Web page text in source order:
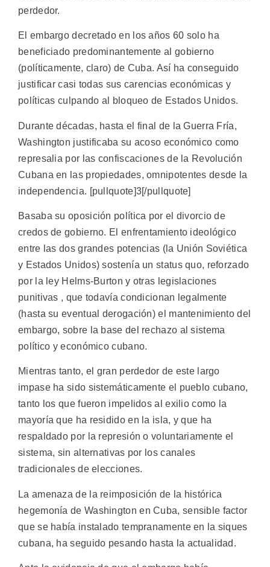
perdedor.
El embargo decretado en los años 60 solo ha
beneficiado predominantemente al gobierno
(políticamente, claro) de Cuba. Así ha conseguido
justificar casi todas sus carencias económicas y
políticas culpando al bloqueo de Estados Unidos.
Durante décadas, hasta el final de la Guerra Fría,
Washington justificaba su acoso económico como
represalia por las confiscaciones de la Revolución
Cubana en las propiedades, omnipotentes desde la
independencia. [pullquote]3[/pullquote]
Basaba su oposición política por el divorcio de
credos de gobierno. El enfrentamiento ideológico
entre las dos grandes potencias (la Unión Soviética
y Estados Unidos) sostenía un status quo, reforzado
por la ley Helms-Burton y otras legislaciones
punitivas , que todavía condicionan legalmente
(hasta su eventual derogación) el mantenimiento del
embargo, sobre la base del rechazo al sistema
político y económico cubano.
Mientras tanto, el gran perdedor de este largo
impase ha sido sistemáticamente el pueblo cubano,
tanto los que fueron impelidos al exilio como la
mayoría que ha residido en la isla, y que ha
respaldado por la represión o voluntariamente el
sistema, sin alternativas por los canales
tradicionales de elecciones.
La amenaza de la reimposición de la histórica
hegemonía de Washington en Cuba, sensible factor
que se había instalado tempranamente en la siques
cubana, ha seguido pesando hasta la actualidad.